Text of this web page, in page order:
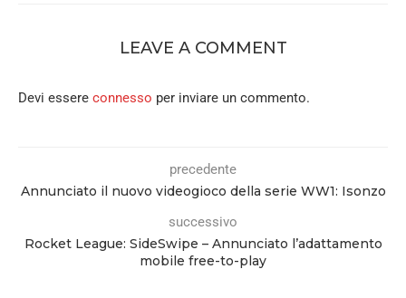
LEAVE A COMMENT
Devi essere connesso per inviare un commento.
precedente
Annunciato il nuovo videogioco della serie WW1: Isonzo
successivo
Rocket League: SideSwipe – Annunciato l’adattamento
mobile free-to-play